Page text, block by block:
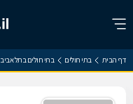
דף הבית בתי חולים בתי חולים בתל אביב